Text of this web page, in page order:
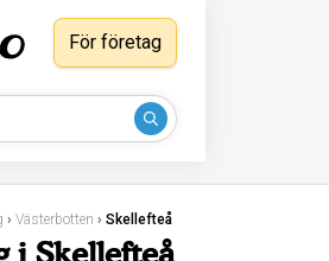
För företag
› Västerbotten › Skellefteå
i Skellefteå